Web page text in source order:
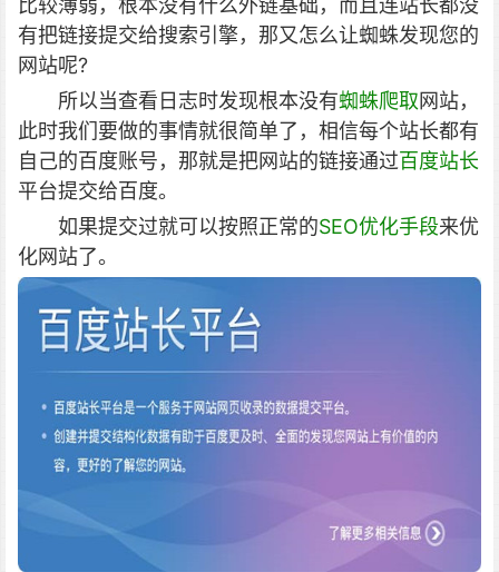
比较薄弱，根本没有什么外链基础，而且连站长都没
有把链接提交给搜索引擎，那又怎么让蜘蛛发现您的
网站呢?
所以当查看日志时发现根本没有蜘蛛爬取网站，
此时我们要做的事情就很简单了，相信每个站长都有
自己的百度账号，那就是把网站的链接通过百度站长
平台提交给百度。
如果提交过就可以按照正常的SEO优化手段来优
化网站了。